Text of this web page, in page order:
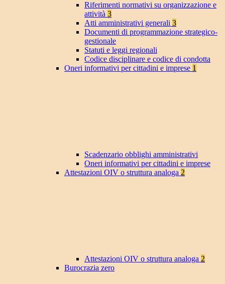
Riferimenti normativi su organizzazione e
attività 3
Atti amministrativi generali 3
Documenti di programmazione strategico-
gestionale
Statuti e leggi regionali
Codice disciplinare e codice di condotta
Oneri informativi per cittadini e imprese 1
Scadenzario obblighi amministrativi
Oneri informativi per cittadini e imprese
Attestazioni OIV o struttura analoga 2
Attestazioni OIV o struttura analoga 2
Burocrazia zero